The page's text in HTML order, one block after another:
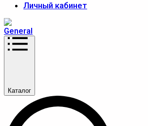
Личный кабинет
Каталог